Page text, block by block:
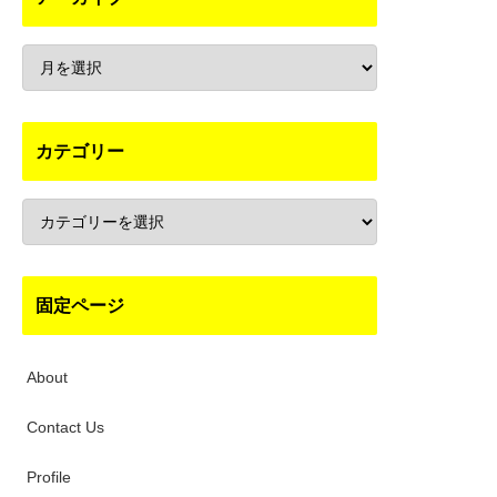
カテゴリー
固定ページ
About
Contact Us
Profile